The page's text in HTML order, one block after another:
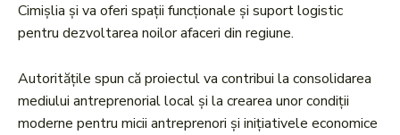
Cimișlia și va oferi spații funcționale și suport logistic
pentru dezvoltarea noilor afaceri din regiune.
Autoritățile spun că proiectul va contribui la consolidarea
mediului antreprenorial local și la crearea unor condiții
moderne pentru micii antreprenori și inițiativele economice